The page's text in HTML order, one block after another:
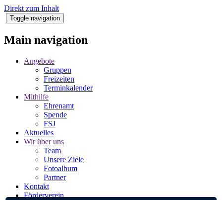
Direkt zum Inhalt
Toggle navigation
Main navigation
Angebote
Gruppen
Freizeiten
Terminkalender
Mithilfe
Ehrenamt
Spende
FSJ
Aktuelles
Wir über uns
Team
Unsere Ziele
Fotoalbum
Partner
Kontakt
Förderverein